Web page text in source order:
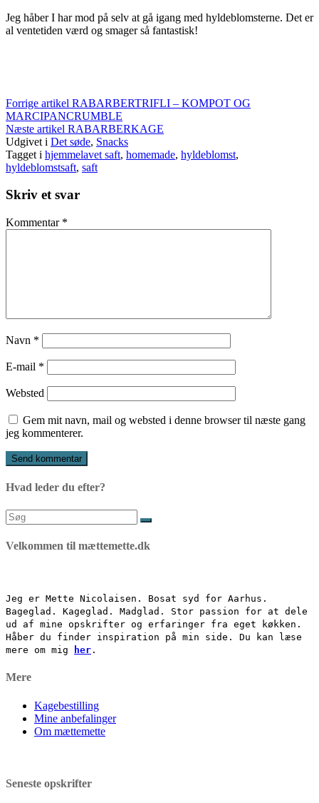
Jeg håber I har mod på selv at gå igang med hyldeblomsterne. Det er
al ventetiden værd og smager så fantastisk!
Læs
videre
Forrige artikel RABARBERTRIFLI – KOMPOT OG
MARCIPANCRUMBLE
Næste artikel RABARBERKAGE
Udgivet i Det søde, Snacks
Tagget i hjemmelavet saft, homemade, hyldeblomst,
hyldeblomstsaft, saft
Skriv et svar
Kommentar *
Navn *
E-mail *
Websted
Gem mit navn, mail og websted i denne browser til næste gang
jeg kommenterer.
Hvad leder du efter?
Søg
efter:
Velkommen til mættemette.dk
Jeg er Mette Nicolaisen. Bosat syd for Aarhus.
Bageglad. Kageglad. Madglad. Stor passion for at dele
ud af mine opskrifter og erfaringer fra eget køkken.
Håber du finder inspiration på min side. Du kan læse
mere om mig
her .
Mere
Kagebestilling
Mine anbefalinger
Om mættemette
Seneste opskrifter